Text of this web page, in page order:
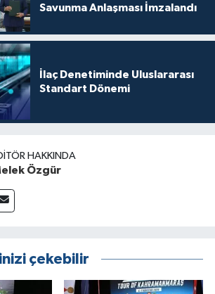
Savunma Anlaşması İmzalandı
İlaç Denetiminde Uluslararası
Standart Dönemi
HAKKINDA
Özgür
çekebilir